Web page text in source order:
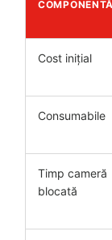
COMPONENTĂ
Cost inițial
Consumabile
Timp cameră
blocată